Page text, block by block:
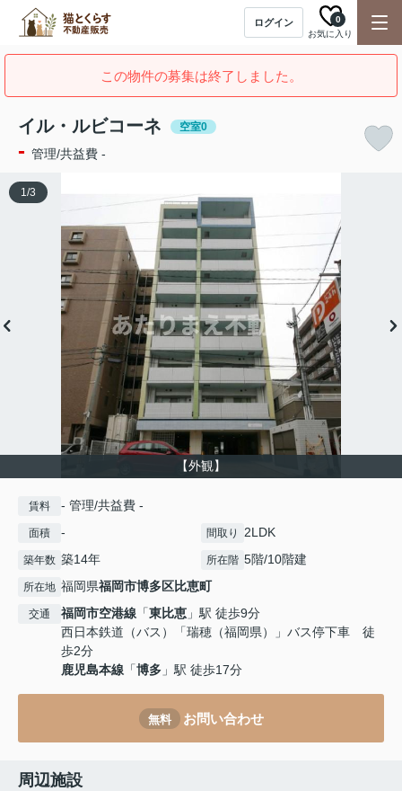
ログイン
お気に入り
0
この物件の募集は終了しました。
イル・ルビコーネ 空室0
- 管理/共益費 -
【外観】
1/3
賃料 - 管理/共益費 -
面積 - 間取り 2LDK
築年数 築14年 所在階 5階/10階建
所在地 福岡県福岡市博多区比恵町
交通 福岡市空港線 「東比恵 」駅 徒歩9分
西日本鉄道（バス）「瑞穂（福岡県）」バス停下車 徒
歩2分
鹿児島本線 「博多 」駅 徒歩17分
無料 お問い合わせ
周辺施設